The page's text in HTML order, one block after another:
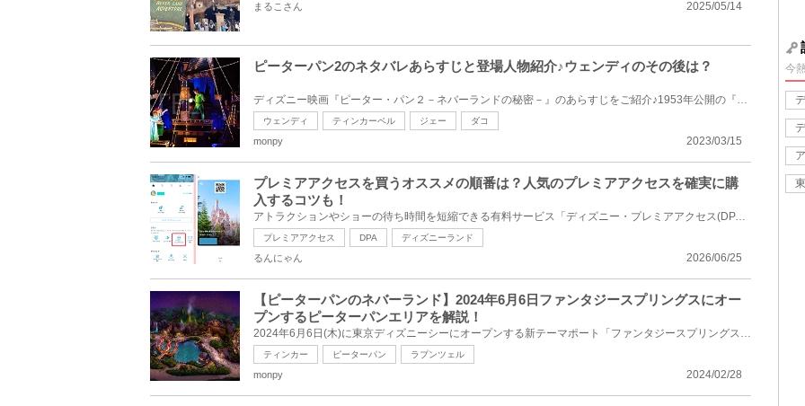
2025/05/14
まるこさん
ピーターパン2のネタバレあらすじと登場人物紹介♪ウェンディのその後は？
ディズニー映画『ピーター・パン２－ネバーランドの秘密－』のあらすじをご紹介♪1953年公開の『ピーター...
ウェンディ ティンカーベル ジェー ダコ
2023/03/15
monpy
プレミアアクセスを買うオススメの順番は？人気のプレミアアクセスを確実に購
入するコツも！
アトラクションやショーの待ち時間を短縮できる有料サービス「ディズニー・プレミアアクセス(DPA)」。対...
プレミアアクセス DPA ディズニーランド
2026/06/25
るんにゃん
【ピーターパンのネバーランド】2024年6月6日ファンタジースプリングスにオー
プンするピーターパンエリアを解説！
2024年6月6日(木)に東京ディズニーシーにオープンする新テーマポート「ファンタジースプリングス」内に...
ティンカー ピーターパン ラプンツェル
2024/02/28
monpy
今